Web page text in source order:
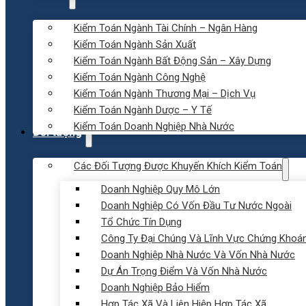
Kiểm Toán Ngành Tài Chính – Ngân Hàng
Kiểm Toán Ngành Sản Xuất
Kiểm Toán Ngành Bất Động Sản – Xây Dựng
Kiểm Toán Ngành Công Nghệ
Kiểm Toán Ngành Thương Mại – Dịch Vụ
Kiểm Toán Ngành Dược – Y Tế
Kiểm Toán Doanh Nghiệp Nhà Nước
Đối tượng
Các Đối Tượng Được Khuyến Khích Kiểm Toán
Doanh Nghiệp Quy Mô Lớn
Doanh Nghiệp Có Vốn Đầu Tư Nước Ngoài
Tổ Chức Tín Dụng
Công Ty Đại Chúng Và Lĩnh Vực Chứng
Doanh Nghiệp Nhà Nước Và Vốn Nhà Nước
Dự Án Trọng Điểm Và Vốn Nhà Nước
Doanh Nghiệp Bảo Hiểm